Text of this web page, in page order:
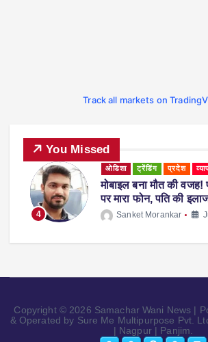
Track all markets on
You Missed
4
ओडिशा ट्रेंडिंग प्रदेश
मोबाइल बना मौत की
पर मारा फोन, पति की
Sanket Morankar
Copyright © 2026 Samachar Wani News |
& Operated by Sure Me Multipurpose Pvt.
| Nagpur | Panjim.